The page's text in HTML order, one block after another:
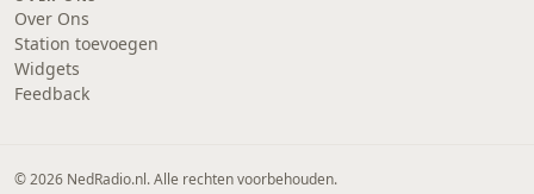
Over Ons
Station toevoegen
Widgets
Feedback
© 2026 NedRadio.nl. Alle rechten voorbehouden.